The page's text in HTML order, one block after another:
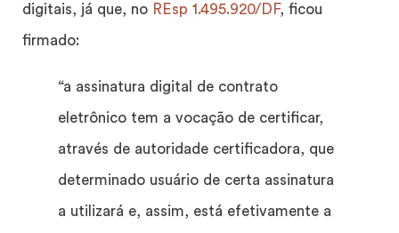
digitais, já que, no REsp 1.495.920/DF, ficou
firmado:
“a assinatura digital de contrato
eletrônico tem a vocação de certificar,
através de autoridade certificadora, que
determinado usuário de certa assinatura
a utilizará e, assim, está efetivamente a